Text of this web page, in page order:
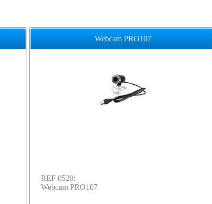
Webcam PRO107
REF 0520:
Webcam PRO107